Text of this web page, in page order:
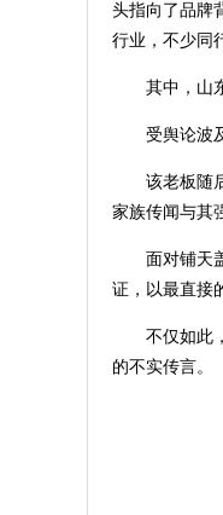
头指向了品牌
行业，不少同
其中，山
受舆论波
该老板随
家族传闻与其
面对铺天
证，以最直接
不仅如此
的不实传言。